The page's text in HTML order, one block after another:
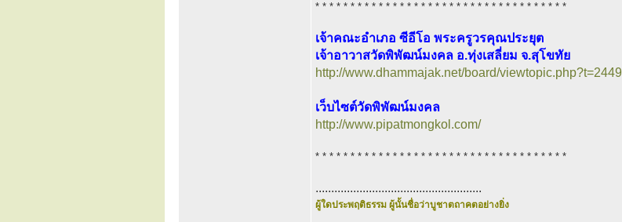
* * * * * * * * * * * * * * * * * * * * * * * * * * * * * * * * * * * *
เจ้าคณะอำเภอ ซีอีโอ พระครูวรคุณประยุต
เจ้าอาวาสวัดพิพัฒน์มงคล อ.ทุ่งเสลี่ยม จ.สุโขทัย
http://www.dhammajak.net/board/viewtopic.php?t=2449
เว็บไซต์วัดพิพัฒน์มงคล
http://www.pipatmongkol.com/
* * * * * * * * * * * * * * * * * * * * * * * * * * * * * * * * * * * *
.....................................................
ผู้ใดประพฤติธรรม ผู้นั้นชื่อว่าบูชาตถาคตอย่างยิ่ง